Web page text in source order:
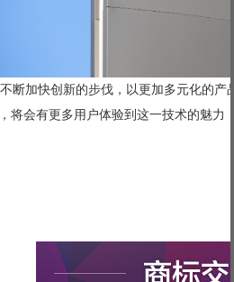
加快创新的步伐，以更加多元化的产
会有更多用户体验到这一技术的魅力